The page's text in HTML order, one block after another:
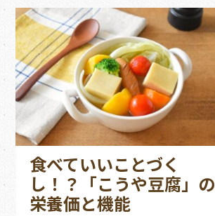
食べていいことづく
し！？「こうや豆腐」の
栄養価と機能